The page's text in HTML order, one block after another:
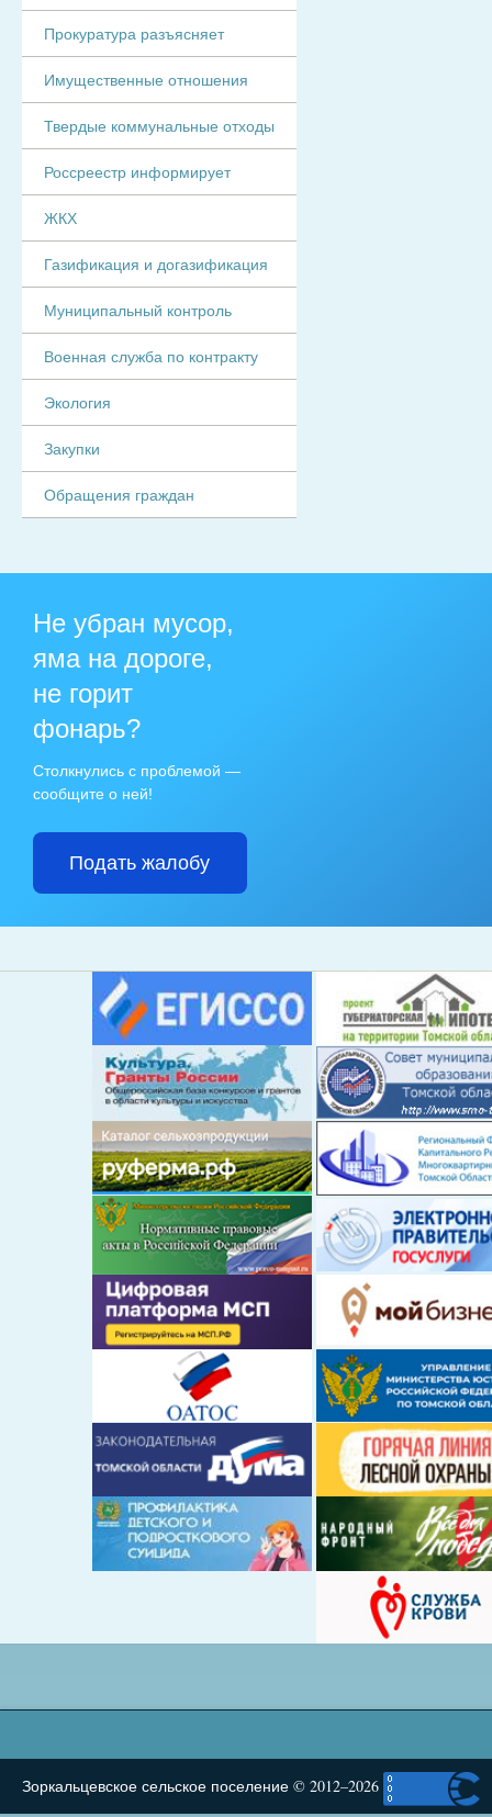
Прокуратура разъясняет
Имущественные отношения
Твердые коммунальные отходы
Россреестр информирует
ЖКХ
Газификация и догазификация
Муниципальный контроль
Военная служба по контракту
Экология
Закупки
Обращения граждан
Не убран мусор,
яма на дороге,
не горит
фонарь?
Столкнулись с проблемой —
сообщите о ней!
Подать жалобу
Зоркальцевское сельское поселение © 2012–2026